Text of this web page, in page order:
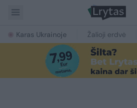
Karas Ukrainoje Žalioji erdvė